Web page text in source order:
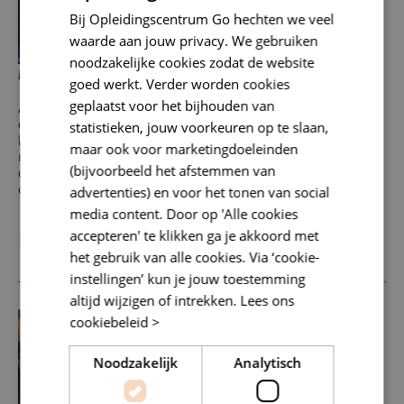
Monteur koude- en klimaatsystemen
Als monteur koude- en klimaatsystemen kun je
conventionele koudesystemen met synthetische
koudemiddelen monteren, afstellen en inregelen. Ook
moet je gedegen kennis hebben van de toegepaste
componenten, regelorganen en appendages zodat je een
doeltreffende leidingmontage kan uitvoeren.
EducationDate
Startdatum (nog) onbekend
EducationLocation
Locatie nog onbekend
EducationPrice
Bij Opleidingscentrum Go hechten we veel
waarde aan jouw privacy. We gebruiken
noodzakelijke cookies zodat de website
goed werkt. Verder worden cookies
geplaatst voor het bijhouden van
statistieken, jouw voorkeuren op te slaan,
maar ook voor marketingdoeleinden
(bijvoorbeeld het afstemmen van
advertenties) en voor het tonen van social
media content. Door op 'Alle cookies
accepteren' te klikken ga je akkoord met
het gebruik van alle cookies. Via ‘cookie-
instellingen’ kun je jouw toestemming
altijd wijzigen of intrekken. Lees ons
cookiebeleid >
Noodzakelijk Analytisch